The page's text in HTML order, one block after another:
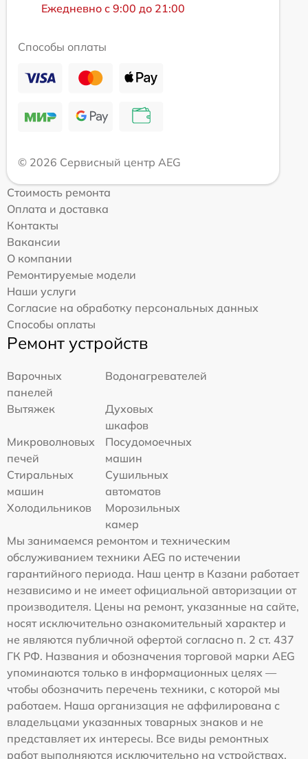
Ежедневно с 9:00 до 21:00
Способы оплаты
© 2026 Сервисный центр AEG
Стоимость ремонта
Оплата и доставка
Контакты
Вакансии
О компании
Ремонтируемые модели
Наши услуги
Согласие на обработку персональных данных
Способы оплаты
Ремонт устройств
Варочных
панелей
Водонагревателей
Вытяжек
Духовых
шкафов
Микроволновых
печей
Посудомоечных
машин
Стиральных
машин
Сушильных
автоматов
Холодильников
Морозильных
камер
Мы занимаемся ремонтом и техническим
обслуживанием техники AEG по истечении
гарантийного периода. Наш центр в Казани работает
независимо и не имеет официальной авторизации от
производителя. Цены на ремонт, указанные на сайте,
носят исключительно ознакомительный характер и
не являются публичной офертой согласно п. 2 ст. 437
ГК РФ. Названия и обозначения торговой марки AEG
упоминаются только в информационных целях —
чтобы обозначить перечень техники, с которой мы
работаем. Наша организация не аффилирована с
владельцами указанных товарных знаков и не
представляет их интересы. Все виды ремонтных
работ выполняются исключительно на устройствах,